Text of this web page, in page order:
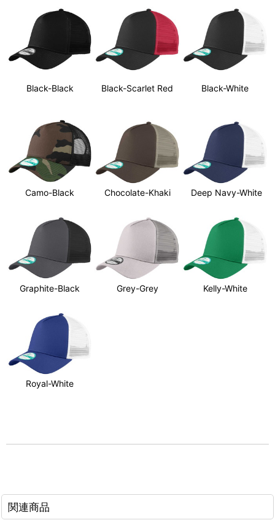
Black-Black Black-Scarlet Red Black-White
Camo-Black Chocolate-Khaki Deep Navy-White
Graphite-Black Grey-Grey Kelly-White
Royal-White
関連商品